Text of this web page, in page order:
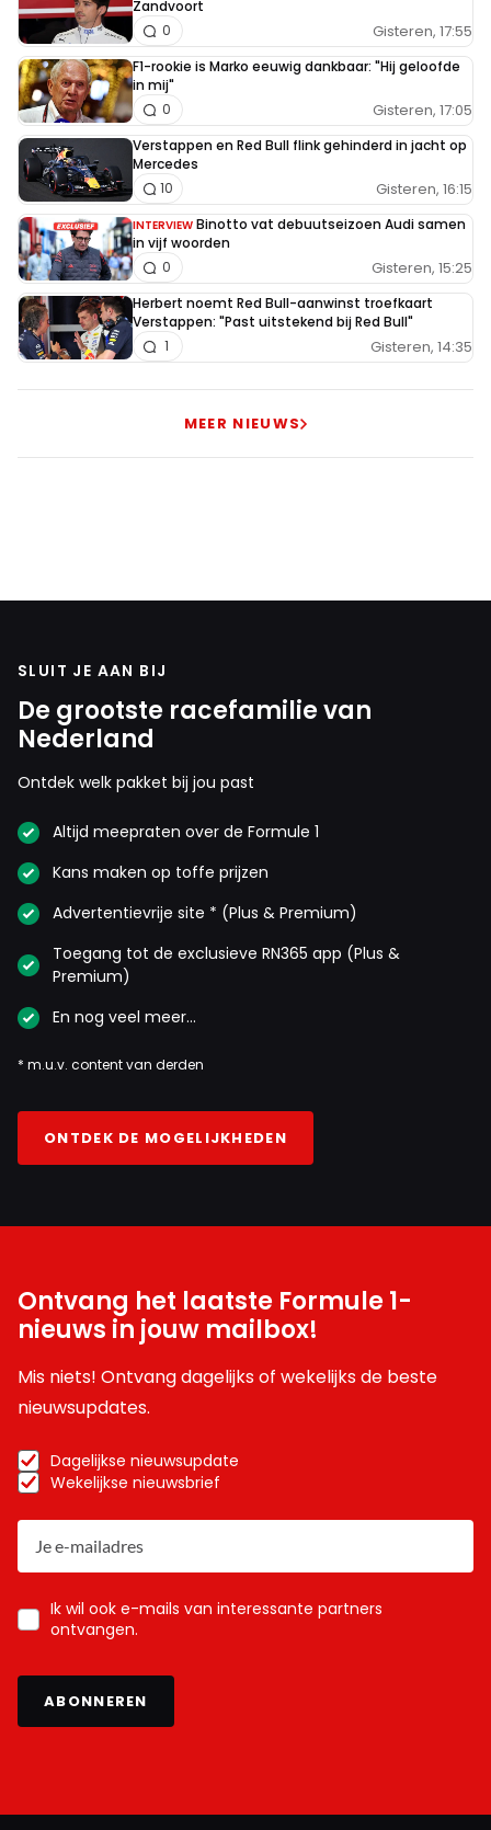
Zandvoort
Gisteren, 17:55
0
F1-rookie is Marko eeuwig dankbaar: "Hij geloofde
in mij"
Gisteren, 17:05
0
Verstappen en Red Bull flink gehinderd in jacht op
Mercedes
Gisteren, 16:15
10
INTERVIEW Binotto vat debuutseizoen Audi samen
in vijf woorden
Gisteren, 15:25
0
Herbert noemt Red Bull-aanwinst troefkaart
Verstappen: "Past uitstekend bij Red Bull"
Gisteren, 14:35
1
MEER NIEUWS
SLUIT JE AAN BIJ
De grootste racefamilie van
Nederland
Ontdek welk pakket bij jou past
Altijd meepraten over de Formule 1
Kans maken op toffe prijzen
Advertentievrije site * (Plus & Premium)
Toegang tot de exclusieve RN365 app (Plus &
Premium)
En nog veel meer…
* m.u.v. content van derden
ONTDEK DE MOGELIJKHEDEN
Ontvang het laatste Formule 1-
nieuws in jouw mailbox!
Mis niets! Ontvang dagelijks of wekelijks de beste
nieuwsupdates.
Dagelijkse nieuwsupdate
Wekelijkse nieuwsbrief
Ik wil ook e-mails van interessante partners
ontvangen.
ABONNEREN